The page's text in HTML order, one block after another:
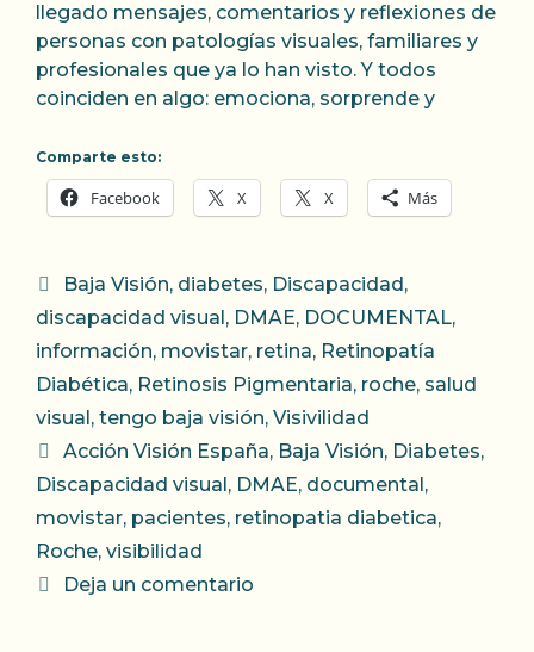
llegado mensajes, comentarios y reflexiones de
personas con patologías visuales, familiares y
profesionales que ya lo han visto. Y todos
coinciden en algo: emociona, sorprende y
Comparte esto:
Facebook X X Más
Categorías
Baja Visión, diabetes, Discapacidad ,
discapacidad visual , DMAE, DOCUMENTAL,
información, movistar, retina, Retinopatía
Diabética, Retinosis Pigmentaria, roche, salud
visual , tengo baja visión, Visivilidad
Etiquetas
Acción Visión España, Baja Visión, Diabetes,
Discapacidad visual , DMAE, documental ,
movistar, pacientes, retinopatia diabetica,
Roche, visibilidad
Deja un comentario